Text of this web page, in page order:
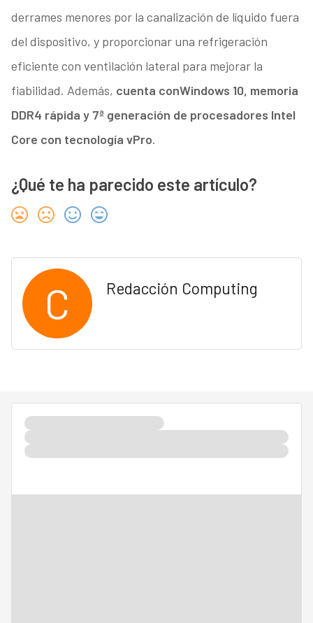
derrames menores por la canalización de líquido fuera
del dispositivo, y proporcionar una refrigeración
eficiente con ventilación lateral para mejorar la
fiabilidad. Además, cuenta conWindows 10, memoria
DDR4 rápida y 7ª generación de procesadores Intel
Core con tecnología vPro.
¿Qué te ha parecido este artículo?
C Redacción Computing